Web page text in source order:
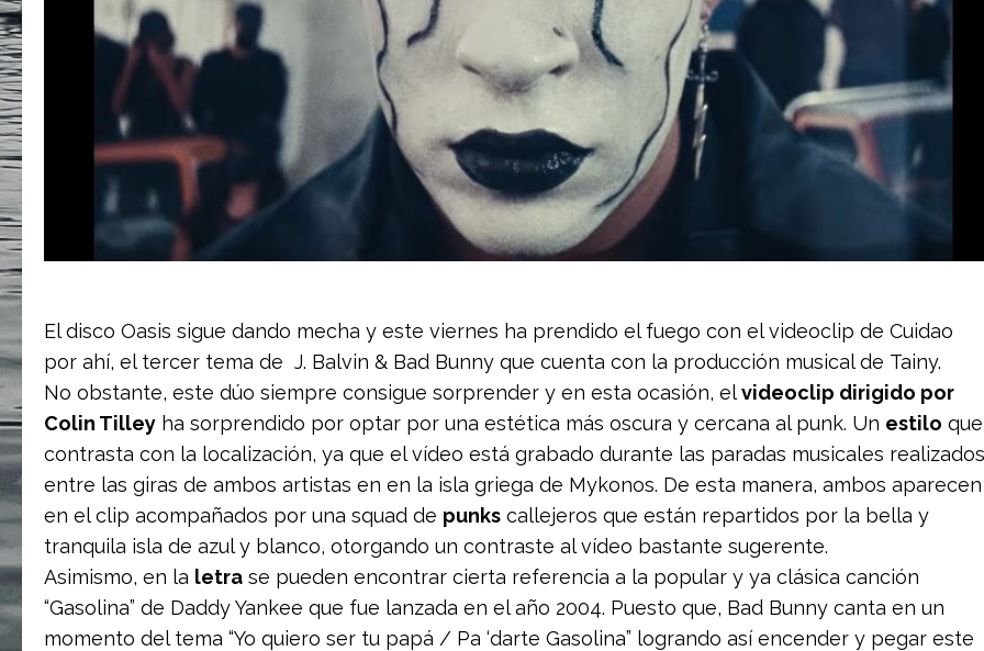
El disco Oasis sigue dando mecha y este viernes ha prendido el fuego con el videoclip de Cuidao
por ahí, el tercer tema de J. Balvin & Bad Bunny que cuenta con la producción musical de Tainy.
No obstante, este dúo siempre consigue sorprender y en esta ocasión, elvideoclip dirigido por
Colin Tilley ha sorprendido por optar por una estética más oscura y cercana al punk. Un estilo que
contrasta con la localización, ya que el vídeo está grabado durante las paradas musicales realizados
entre las giras de ambos artistas en en la isla griega de Mykonos. De esta manera, ambos aparecen
en el clip acompañados por una squad de punks callejeros que están repartidos por la bella y
tranquila isla de azul y blanco, otorgando un contraste al vídeo bastante sugerente.
Asimismo, en la letra se pueden encontrar cierta referencia a la popular y ya clásica canción
“Gasolina” de Daddy Yankee que fue lanzada en el año 2004. Puesto que, Bad Bunny canta en un
momento del tema “Yo quiero ser tu papá / Pa ‘darte Gasolina” logrando así encender y pegar este